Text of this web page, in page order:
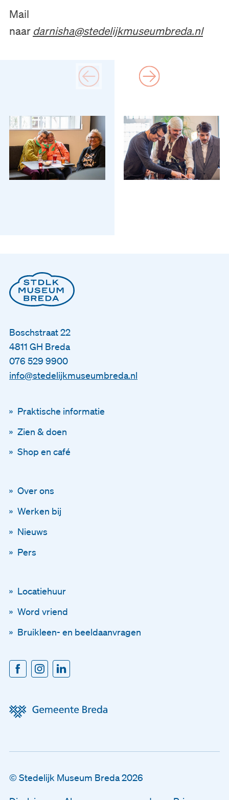
Disclaimer
Algemene voorwaarden
Mail
naar darnisha@stedelijkmuseumbreda.nl
Boschstraat 22
4811 GH Breda
076 529 9900
info@stedelijkmuseumbreda.nl
Praktische informatie
Zien & doen
Shop en café
Over ons
Werken bij
Nieuws
Pers
Locatiehuur
Word vriend
Bruikleen- en beeldaanvragen
© Stedelijk Museum Breda 2026
Via onze nieuwsbrief
E-mailadres